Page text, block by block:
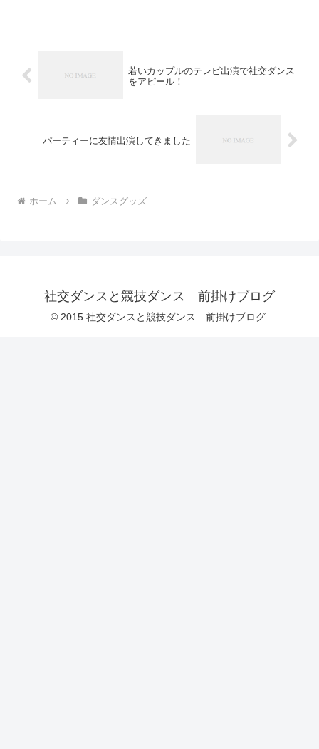
若いカップルのテレビ出演で社交ダンス
をアピール！
パーティーに友情出演してきました
ホーム ダンスグッズ
社交ダンスと競技ダンス 前掛けブログ
© 2015 社交ダンスと競技ダンス 前掛けブログ.